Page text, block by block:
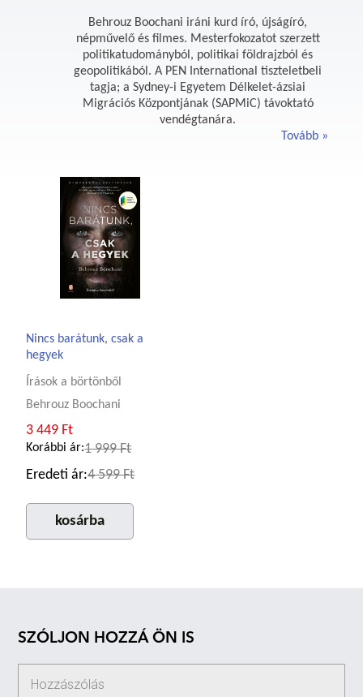
Behrouz Boochani iráni kurd író, újságíró,
népművelő és filmes. Mesterfokozatot szerzett
politikatudományból, politikai földrajzból és
geopolitikából. A PEN International tiszteletbeli
tagja; a Sydney-i Egyetem Délkelet-ázsiai
Migrációs Központjának (SAPMiC) távoktató
vendégtanára.
Tovább
Nincs barátunk, csak a
hegyek
Írások a börtönből
Behrouz Boochani
3 449 Ft
Korábbi ár:1 999 Ft
Eredeti ár:4 599 Ft
kosárba
SZÓLJON HOZZÁ ÖN IS